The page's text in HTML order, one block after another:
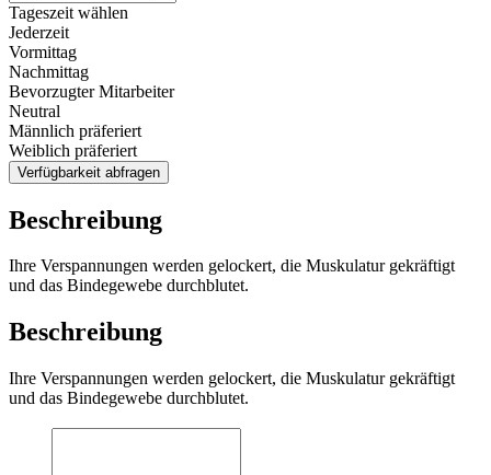
Tageszeit wählen
Jederzeit
Vormittag
Nachmittag
Bevorzugter Mitarbeiter
Neutral
Männlich präferiert
Weiblich präferiert
Verfügbarkeit abfragen
Beschreibung
Ihre Verspannungen werden gelockert, die Muskulatur gekräftigt
und das Bindegewebe durchblutet.
Beschreibung
Ihre Verspannungen werden gelockert, die Muskulatur gekräftigt
und das Bindegewebe durchblutet.